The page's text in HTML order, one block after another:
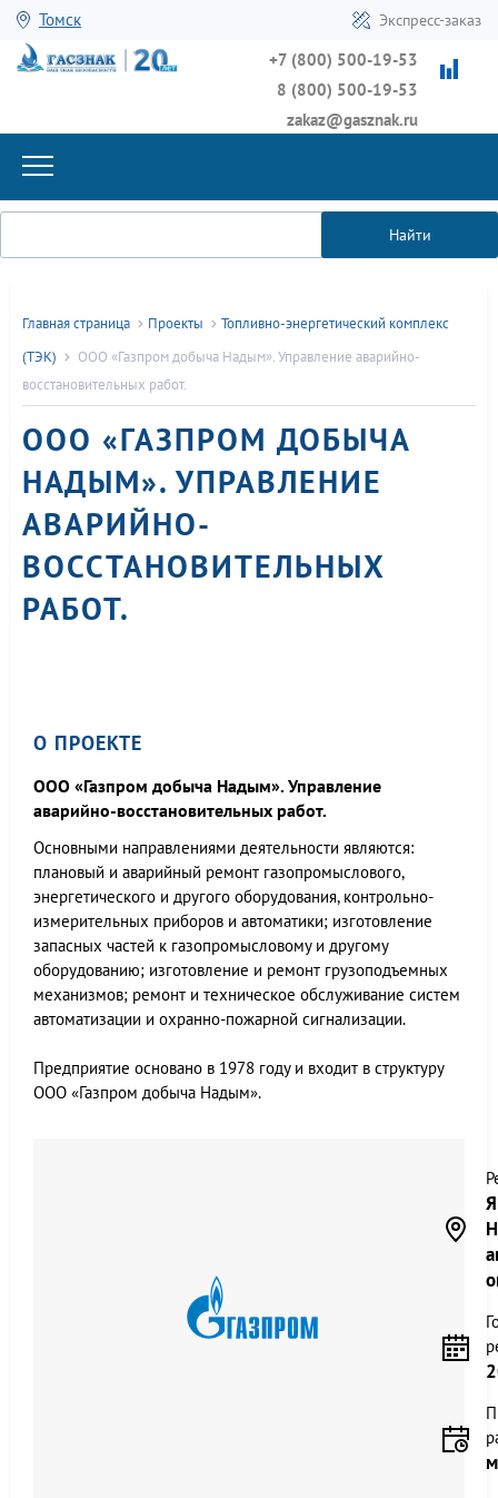
Томск Экспресс-заказ
+7 (800) 500-19-53
8 (800) 500-19-53
zakaz@gasznak.ru
Найти
Главная страница Проекты
Топливно-энергетический комплекс
(ТЭК)
ООО «Газпром добыча Надым». Управление аварийно-
восстановительных работ.
ООО «ГАЗПРОМ ДОБЫЧА
НАДЫМ». УПРАВЛЕНИЕ
АВАРИЙНО-
ВОССТАНОВИТЕЛЬНЫХ
РАБОТ.
О ПРОЕКТЕ
ООО «Газпром добыча Надым». Управление
аварийно-восстановительных работ.
Основными направлениями деятельности являются:
плановый и аварийный ремонт газопромыслового,
энергетического и другого оборудования, контрольно-
измерительных приборов и автоматики; изготовление
запасных частей к газопромысловому и другому
оборудованию; изготовление и ремонт грузоподъемных
механизмов; ремонт и техническое обслуживание систем
автоматизации и охранно-пожарной сигнализации.
Предприятие основано в 1978 году и входит в структуру
ООО «Газпром добыча Надым».